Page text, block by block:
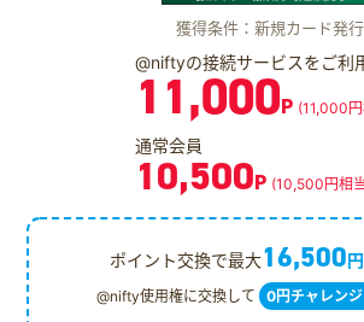
獲得条件：新規カード発行
@niftyの接続サービスをご利
11,000P (11,000
通常会員
10,500P (10,500円相
ポイント交換で最大16,500円
@nifty使用権に交換して 0円チャレン